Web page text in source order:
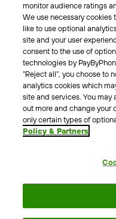
Unser Team
Karriere
Presse
Blog
Kontakt & Hilfe
Kontakt
Support
Pressekontakt
AGB
monitor audience ratings
We use necessary cookies
like to use optional
site and your user
consent to the use of
technologies by
“Reject all”, you choose to
analytics cookies which
site and services. You may
out more and change your
only certain types of
Policy & Partners